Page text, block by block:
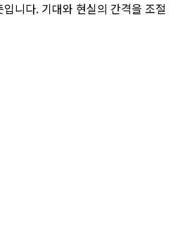
니다. 기대와 현실의 간격을 조절